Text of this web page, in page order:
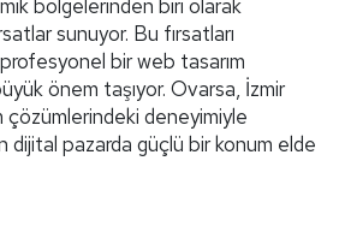
bölgelerinden biri olarak
sunuyor. Bu fırsatları
bir web tasarım
önem taşıyor. Ovarsa, İzmir
çözümlerindeki deneyimiyle
dijital pazarda güçlü bir konum elde